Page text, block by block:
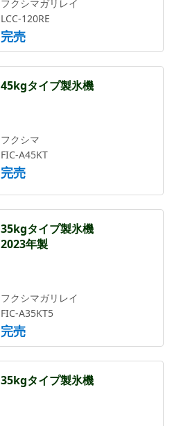
フクシマガリレイ
LCC-120RE
完売
45kgタイプ製氷機
フクシマ
FIC-A45KT
完売
35kgタイプ製氷機
2023年製
フクシマガリレイ
FIC-A35KT5
完売
35kgタイプ製氷機